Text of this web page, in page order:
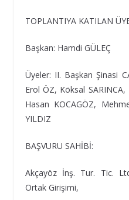
TOPLANTIYA KATILAN
Başkan: Hamdi GÜLEÇ
Üyeler: II. Başkan Şinasi
Erol ÖZ, Köksal
Hasan KOCAGÖZ,
YILDIZ
BAŞVURU SAHİBİ:
Akçayöz İnş. Tur. Tic.
Ortak Girişimi,